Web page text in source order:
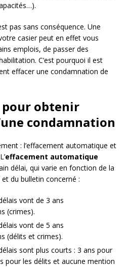
pas sans conséquence. Une
casier peut en effet vous
emplois, de passer des
C’est pourquoi il est
effacer une condamnation de
pour obtenir
condamnation
: l’effacement automatique et
effacement automatique
délai, qui varie en fonction de la
du bulletin concerné :
vont de 3 ans
(crimes).
vont de 5 ans
(délits et crimes).
sont plus courts : 3 ans pour
pour les délits et aucune mention